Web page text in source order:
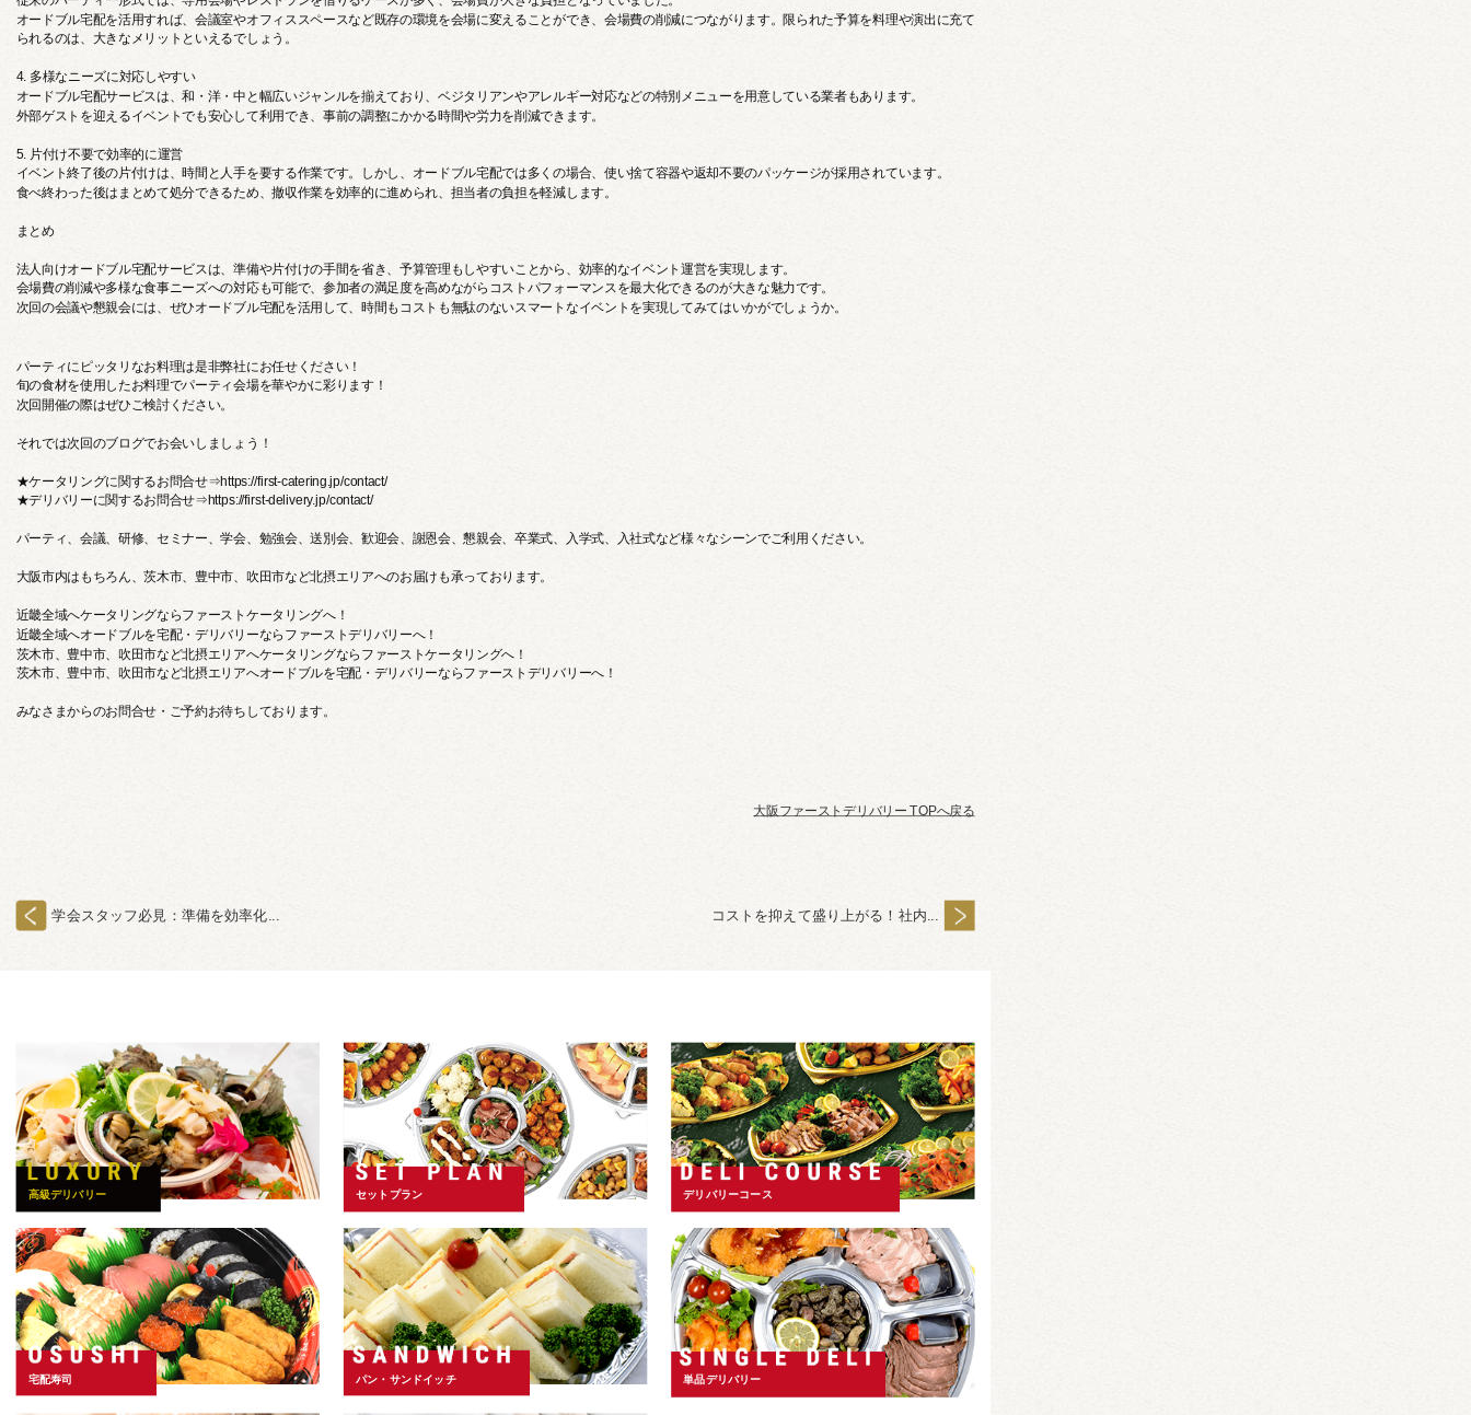
オードブル宅配を活用すれば、会議室やオフィススペースなど既存の環境を会場に変えることができ、会場費の削減につながります。限られた予算を料理や演出に充て
られるのは、大きなメリットといえるでしょう。
4. 多様なニーズに対応しやすい
オードブル宅配サービスは、和・洋・中と幅広いジャンルを揃えており、ベジタリアンやアレルギー対応などの特別メニューを用意している業者もあります。
外部ゲストを迎えるイベントでも安心して利用でき、事前の調整にかかる時間や労力を削減できます。
5. 片付け不要で効率的に運営
イベント終了後の片付けは、時間と人手を要する作業です。しかし、オードブル宅配では多くの場合、使い捨て容器や返却不要のパッケージが採用されています。
食べ終わった後はまとめて処分できるため、撤収作業を効率的に進められ、担当者の負担を軽減します。
まとめ
法人向けオードブル宅配サービスは、準備や片付けの手間を省き、予算管理もしやすいことから、効率的なイベント運営を実現します。
会場費の削減や多様な食事ニーズへの対応も可能で、参加者の満足度を高めながらコストパフォーマンスを最大化できるのが大きな魅力です。
次回の会議や懇親会には、ぜひオードブル宅配を活用して、時間もコストも無駄のないスマートなイベントを実現してみてはいかがでしょうか。
パーティにピッタリなお料理は是非弊社にお任せください！
旬の食材を使用したお料理でパーティ会場を華やかに彩ります！
次回開催の際はぜひご検討ください。
それでは次回のブログでお会いしましょう！
★ケータリングに関するお問合せ⇒https://first-catering.jp/contact/
★デリバリーに関するお問合せ⇒https://first-delivery.jp/contact/
パーティ、会議、研修、セミナー、学会、勉強会、送別会、歓迎会、謝恩会、懇親会、卒業式、入学式、入社式など様々なシーンでご利用ください。
大阪市内はもちろん、茨木市、豊中市、吹田市など北摂エリアへのお届けも承っております。
近畿全域へケータリングならファーストケータリングへ！
近畿全域へオードブルを宅配・デリバリーならファーストデリバリーへ！
茨木市、豊中市、吹田市など北摂エリアへケータリングならファーストケータリングへ！
茨木市、豊中市、吹田市など北摂エリアへオードブルを宅配・デリバリーならファーストデリバリーへ！
みなさまからのお問合せ・ご予約お待ちしております。
大阪ファーストデリバリー TOPへ戻る
学会スタッフ必見：準備を効率化... コストを抑えて盛り上がる！社内...
高級デリバリー セットプラン デリバリーコース
宅配寿司 パン・サンドイッチ 単品デリバリー